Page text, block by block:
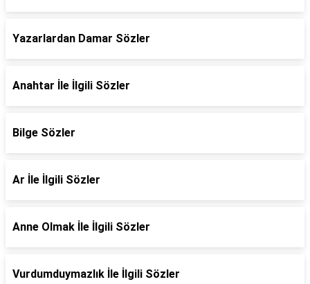
Yazarlardan Damar Sözler
Anahtar İle İlgili Sözler
Bilge Sözler
Ar İle İlgili Sözler
Anne Olmak İle İlgili Sözler
Vurdumduymazlık İle İlgili Sözler